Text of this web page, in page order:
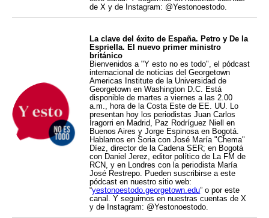
de X y de Instagram: @Yestonoestodo.
La clave del éxito de España. Petro y De la
Espriella. El nuevo primer ministro
británico
Bienvenidos a "Y esto no es todo", el pódcast
internacional de noticias del Georgetown
Americas Institute de la Universidad de
Georgetown en Washington D.C. Está
disponible de martes a viernes a las 2.00
a.m., hora de la Costa Este de EE. UU. Lo
presentan hoy los periodistas Juan Carlos
Iragorri en Madrid, Paz Rodríguez Niell en
Buenos Aires y Jorge Espinosa en Bogotá.
Hablamos en Soria con José María "Chema"
Díez, director de la Cadena SER; en Bogotá
con Daniel Jerez, editor político de La FM de
RCN, y en Londres con la periodista María
José Restrepo. Pueden suscribirse a este
pódcast en nuestro sitio web:
“yestonoestodo.georgetown.edu” o por este
canal. Y seguirnos en nuestras cuentas de X
y de Instagram: @Yestonoestodo.